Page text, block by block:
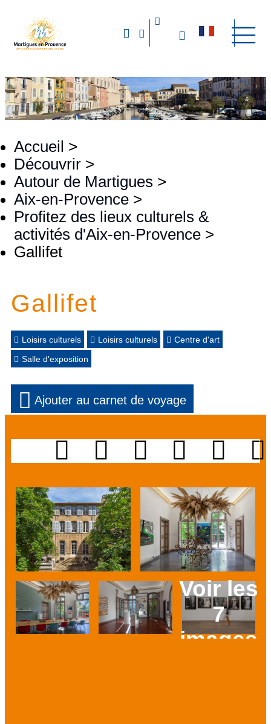
Accueil >
Découvrir >
Autour de Martigues >
Aix-en-Provence >
Profitez des lieux culturels &
activités d'Aix-en-Provence >
Gallifet
Gallifet
Loisirs culturels Loisirs culturels
Centre d'art
Salle d'exposition
Ajouter au carnet de voyage
Voir les
7
images